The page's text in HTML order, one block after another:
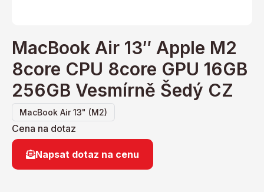
MacBook Air 13" (M2)
MacBook Air 13″ Apple M2
8core CPU 8core GPU 16GB
256GB Vesmírně Šedý CZ
Cena na dotaz
Napsat dotaz na cenu